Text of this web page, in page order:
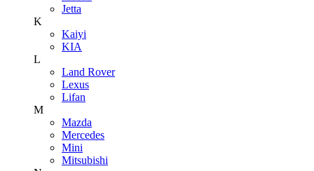
Jetta
K
Kaiyi
KIA
L
Land Rover
Lexus
Lifan
M
Mazda
Mercedes
Mini
Mitsubishi